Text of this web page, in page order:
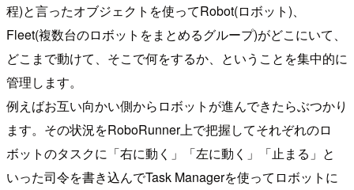
程)と言ったオブジェクトを使ってRobot(ロボット)、
Fleet(複数台のロボットをまとめるグループ)がどこにいて、
どこまで動けて、そこで何をするか、ということを集中的に
管理します。
例えばお互い向かい側からロボットが進んできたらぶつかり
ます。その状況をRoboRunner上で把握してそれぞれのロ
ボットのタスクに「右に動く」「左に動く」「止まる」と
いった司令を書き込んでTask Managerを使ってロボットに